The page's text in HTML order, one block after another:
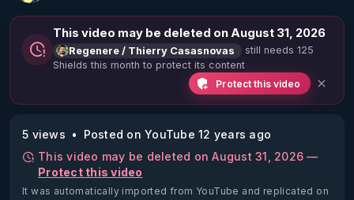
This video may be deleted on August 31, 2026
Regenere / Thierry Casasnovas
still needs 125
Shields this month to protect its content
Protect this video
5 views
Posted on YouTube 12 years ago
This video may be deleted on August 31, 2026 —
Protect this video
It was automatically imported from YouTube and replicated on